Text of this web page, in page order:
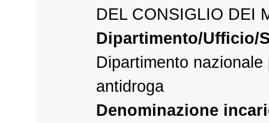
DEL CONSIGLIO DEI
Dipartimento/Ufficio/
Dipartimento nazionale
antidroga
Denominazione